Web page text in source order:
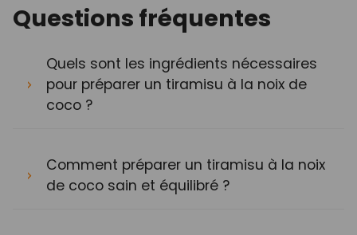
Questions fréquentes
Quels sont les ingrédients nécessaires
pour préparer un tiramisu à la noix de
coco ?
Comment préparer un tiramisu à la noix
de coco sain et équilibré ?